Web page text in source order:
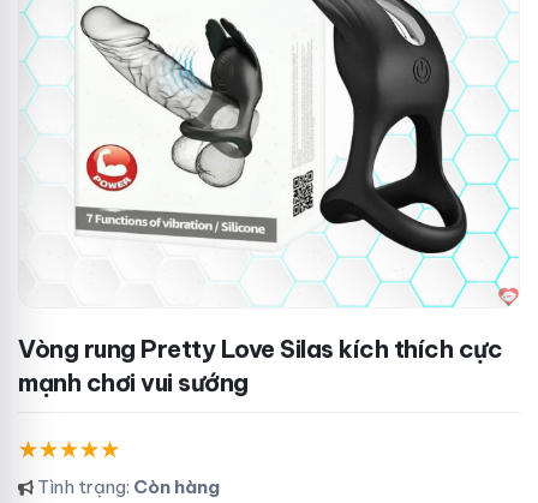
Vòng rung Pretty Love Silas kích thích cực
mạnh chơi vui sướng
Tình trạng: Còn hàng